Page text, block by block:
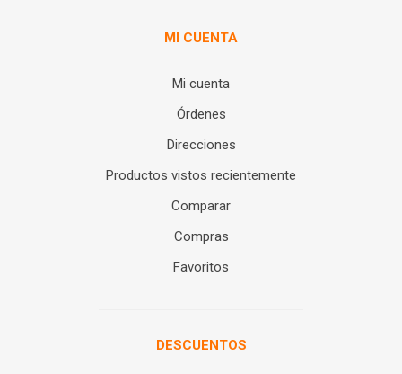
MI CUENTA
Mi cuenta
Órdenes
Direcciones
Productos vistos recientemente
Comparar
Compras
Favoritos
DESCUENTOS